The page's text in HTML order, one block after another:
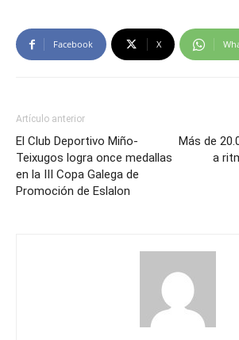
Facebook X
Artículo anterior
El Club Deportivo Miño-
Teixugos logra once medallas
en la III Copa Galega de
Promoción de Eslalon
Más de
a